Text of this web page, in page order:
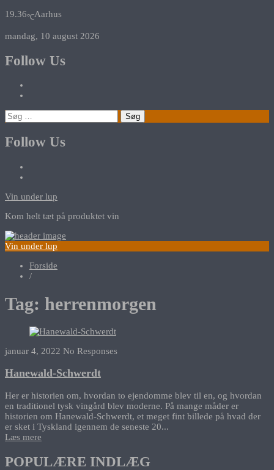
19.36℃Aarhus
mandag, 10 august 2026
Follow Us
Søg
efter:
Follow Us
Vin under lup
Kom helt tæt på produktet vin
Vin under lup
Forside
/
Tag: herrenmorgen
januar 4, 2022 No Responses
Hanewald-Schwerdt
Her er historien om, hvordan to ejendomme blev til en, og hvordan
en traditionel tysk vingård blev moderne. På mange måder er
historien om Hanewald-Schwerdt, et meget fint billede på hvad der
er sket i Tyskland igennem de seneste 20...
Læs mere
POPULÆRE INDLÆG